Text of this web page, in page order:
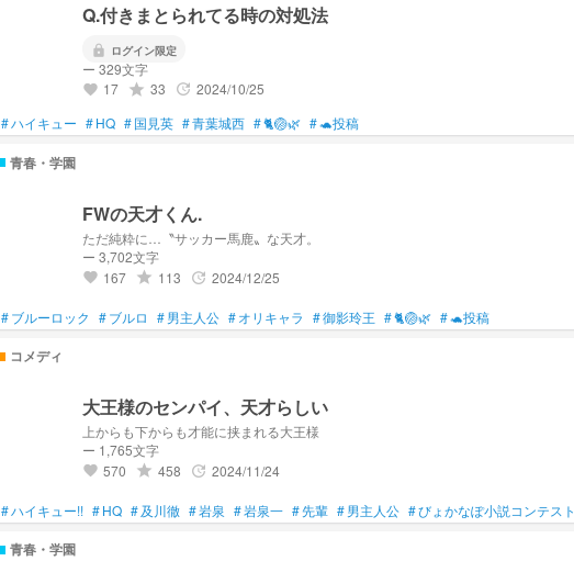
Q.付きまとられてる時の対処法
lock ログイン限定
ー 329文字
favorite 17 grade 33 update 2024/10/25
#ハイキュー #HQ #国見英 #青葉城西 #🐈🏐🌿‬ #🐢投稿
青春・学園
FWの天才くん.
ただ純粋に…〝サッカー馬鹿〟な天才。
ー 3,702文字
favorite 167 grade 113 update 2024/12/25
#ブルーロック #ブルロ #男主人公 #オリキャラ #御影玲王 #🐈🏐🌿‬ #🐢投稿
コメディ
大王様のセンパイ、天才らしい
上からも下からも才能に挟まれる大王様
ー 1,765文字
favorite 570 grade 458 update 2024/11/24
#ハイキュー!! #HQ #及川徹 #岩泉 #岩泉一 #先輩 #男主人公 #びょかなぽ小説コンテスト
青春・学園